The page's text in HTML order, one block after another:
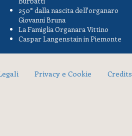
250° dalla nascita dell'organaro
Giovanni Bruna
La Famiglia Organara Vittino
Caspar Langenstain in Piemonte
Privacy e Cookie Credits